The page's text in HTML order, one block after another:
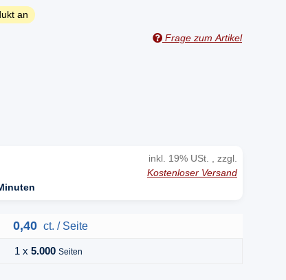
an
Frage zum Artikel
inkl. 19% USt. , zzgl.
Kostenloser Versand
0,40 ct. / Seite
1 x 5.000 Seiten